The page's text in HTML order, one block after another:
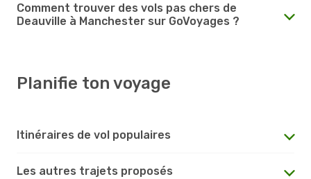
Comment trouver des vols pas chers de
Deauville à Manchester sur GoVoyages ?
Planifie ton voyage
Itinéraires de vol populaires
Les autres trajets proposés